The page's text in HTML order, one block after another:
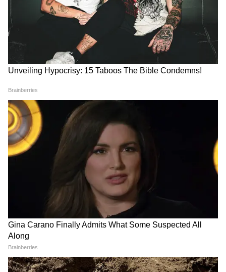
LATEST VIDEOS
Dilip Ghosh: 'কেউ তৃণমূলীদের দলে নিলে
সে সাসপেন্ড হবে', বিজেপি নেতাদের কড়া
বার্তা দিলীপের
Suvendu Adhikari: ভবানীপুরের গুরুদ্বারে
গিয়ে বড় কথা মুখ্যমন্ত্রী শুভেন্দুর, হৃদয়
ছুঁলেন শিখদের